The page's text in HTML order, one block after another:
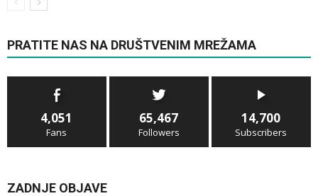
PRATITE NAS NA DRUŠTVENIM MREŽAMA
4,051
Fans
65,467
Followers
14,700
Subscribers
ZADNJE OBJAVE